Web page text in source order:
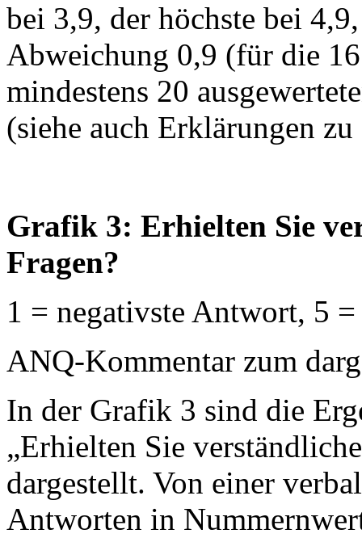
bei 3,9, der höchste bei
Abweichung 0,9 (für die
mindestens 20
(siehe auch Erklärungen
Grafik 3: Erhielten Sie
Fragen?
1 = negativste Antwort, 5
ANQ-Kommentar zum
In der Grafik 3 sind die
„Erhielten Sie
dargestellt. Von einer
Antworten in